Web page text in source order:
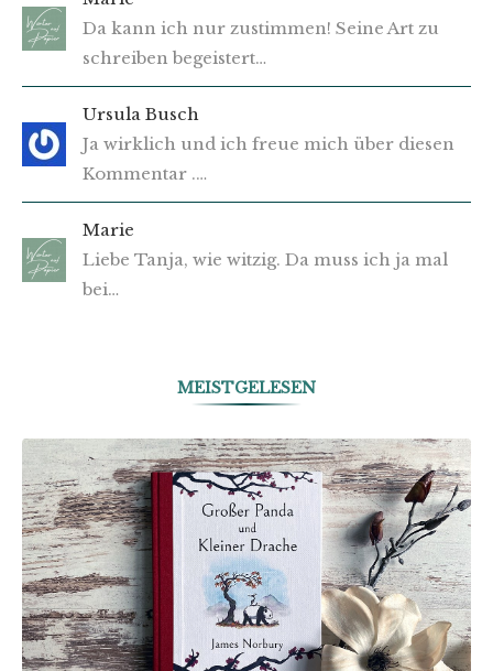
Da kann ich nur zustimmen! Seine Art zu
schreiben begeistert…
Ursula Busch
Ja wirklich und ich freue mich über diesen
Kommentar .…
Marie
Liebe Tanja, wie witzig. Da muss ich ja mal
bei…
MEISTGELESEN